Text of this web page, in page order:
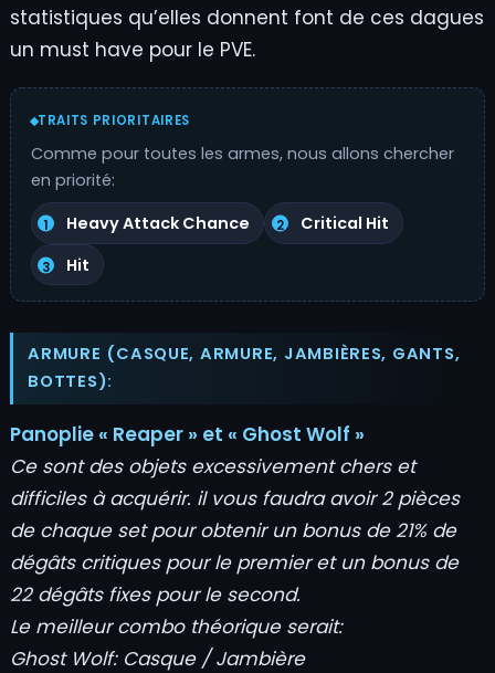
statistiques qu’elles donnent font de ces dagues
un must have pour le PVE.
TRAITS PRIORITAIRES
Comme pour toutes les armes, nous allons chercher
en priorité:
Heavy Attack Chance
Critical Hit
Hit
ARMURE (CASQUE, ARMURE, JAMBIÈRES, GANTS,
BOTTES):
Panoplie « Reaper » et « Ghost Wolf »
Ce sont des objets excessivement chers et
difficiles à acquérir. il vous faudra avoir 2 pièces
de chaque set pour obtenir un bonus de 21% de
dégâts critiques pour le premier et un bonus de
22 dégâts fixes pour le second.
Le meilleur combo théorique serait:
Ghost Wolf: Casque / Jambière